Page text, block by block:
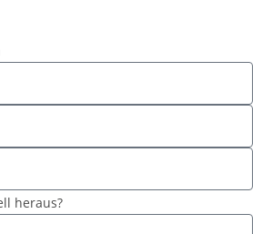
heraus?